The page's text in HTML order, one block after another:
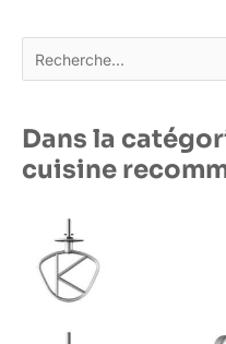
Rechercher
Dans la
cuisine